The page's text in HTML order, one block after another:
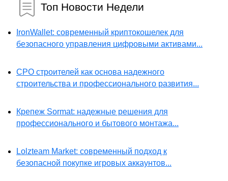
Топ Новости Недели
IronWallet: современный криптокошелек для
безопасного управления цифровыми активами...
СРО строителей как основа надежного
строительства и профессионального развития...
Крепеж Sormat: надежные решения для
профессионального и бытового монтажа...
Lolzteam Market: современный подход к
безопасной покупке игровых аккаунтов...